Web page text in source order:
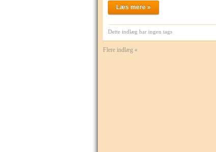
Læs mere »
Dette indlæg har ingen tags
Flere indlæg «